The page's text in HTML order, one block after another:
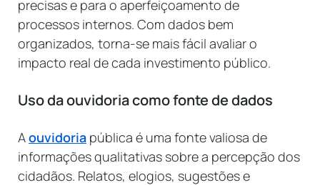
precisas e para o aperfeiçoamento de
processos internos. Com dados bem
organizados, torna-se mais fácil avaliar o
impacto real de cada investimento público.
Uso da ouvidoria como fonte de dados
Aouvidoria pública é uma fonte valiosa de
informações qualitativas sobre a percepção dos
cidadãos. Relatos, elogios, sugestões e